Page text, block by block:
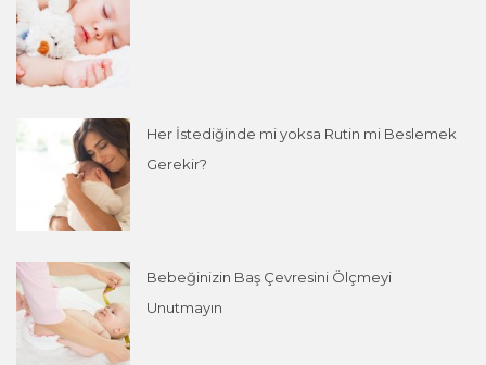
Her İstediğinde mi yoksa Rutin mi Beslemek
Gerekir?
Bebeğinizin Baş Çevresini Ölçmeyi
Unutmayın